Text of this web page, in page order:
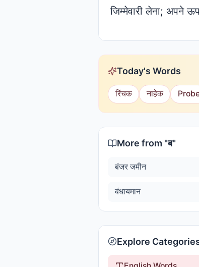
जिम्मेवारी लेना; अपने
Today's Words
रिंचक नाहेक
More from "ब"
बंजर जमीन
बंधायमान
Explore